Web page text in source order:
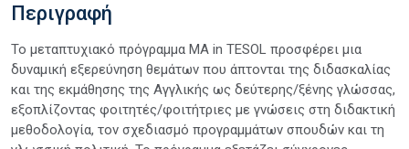
Περιγραφή
Το μεταπτυχιακό πρόγραμμα MA in TESOL προσφέρει μια
δυναμική εξερεύνηση θεμάτων που άπτονται της διδασκαλίας
και της εκμάθησης της Aγγλικής ως δεύτερης/ξένης γλώσσας,
εξοπλίζοντας φοιτητές/φοιτήτριες με γνώσεις στη διδακτική
μεθοδολογία, τον σχεδιασμό προγραμμάτων σπουδών και τη